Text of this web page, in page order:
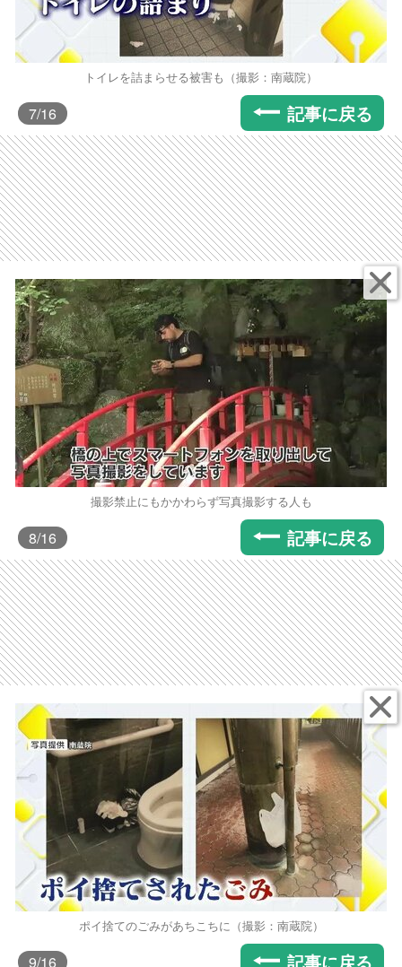
トイレを詰まらせる被害も（撮影：南蔵院）
7/16 記事に戻る
撮影禁止にもかかわらず写真撮影する人も
8/16 記事に戻る
ポイ捨てのごみがあちこちに（撮影：南蔵院）
9/16 記事に戻る